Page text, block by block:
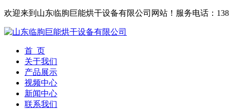
欢迎来到山东临朐巨能烘干设备有限公司网站！ 服务电话：
首 页
关于我们
产品展示
视频中心
新闻中心
联系我们